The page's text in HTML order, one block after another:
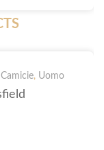
Camicie, Uomo